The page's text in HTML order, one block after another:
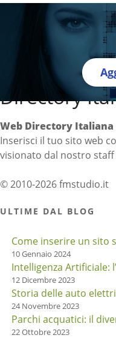
Directory
Web Directory Italiana
Inserisci il tuo sito web
visionato dal nostro
© 2010-2026 fmstudio.it
ULTIME DAL BLOG
Come inserire un sito
10 Gennaio 2024
Intelligenza Artificiale:
12 Dicembre 2023
Storia delle auto
24 Novembre 2023
Parchi acquatici: il
22 Ottobre 2023